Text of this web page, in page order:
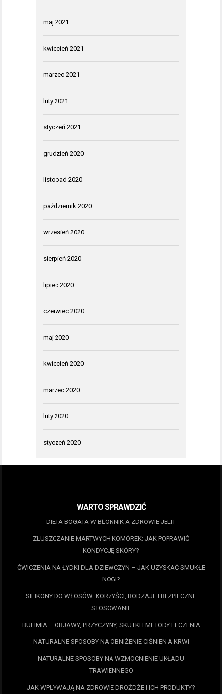
maj 2021
kwiecień 2021
marzec 2021
luty 2021
styczeń 2021
grudzień 2020
listopad 2020
październik 2020
wrzesień 2020
sierpień 2020
lipiec 2020
czerwiec 2020
maj 2020
kwiecień 2020
marzec 2020
luty 2020
styczeń 2020
WARTO SPRAWDZIĆ
DIETA BOGATA W BŁONNIK A ZDROWIE JELIT
ZŁUSZCZANIE MARTWYCH KOMÓREK: JAK POPRAWIĆ
KONDYCJĘ SKÓRY?
ĆWICZENIA NA ŁYDKI DLA DZIEWCZYN – JAK UZYSKAĆ SMUKŁE
NOGI?
SILIKONY DO WŁOSÓW: KORZYŚCI, RODZAJE I BEZPIECZNE
STOSOWANIE
BULIMIA – OBJAWY, PRZYCZYNY, SKUTKI I METODY LECZENIA
NATURALNE SPOSOBY NA OBNIŻENIE CIŚNIENIA KRWI
NATURALNE SPOSOBY NA WZMOCNIENIE UKŁADU
TRAWIENNEGO
JAK WPŁYWAJĄ NA ZDROWIE DROŻDŻE I ICH PRODUKTY?